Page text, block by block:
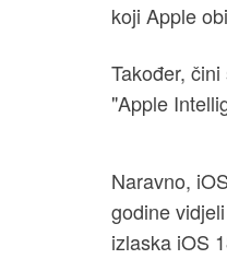
koji Apple
Također,
"Apple
Naravno,
godine
izlaska iOS